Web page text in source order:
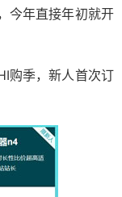
今年直接年初就开
购季，新人首次订